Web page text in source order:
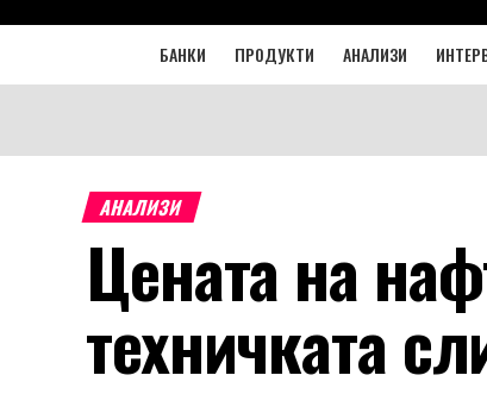
БАНКИ ПРОДУКТИ АНАЛИЗИ
АНАЛИЗИ
Цената на
техничката